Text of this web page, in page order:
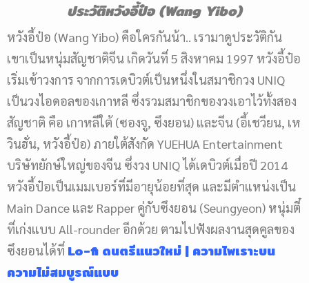
ประวัติหวังอี้ป๋อ(Wang Yibo)
หวังอี้ป๋อ (Wang Yibo) คือใครกันน้า.. เรามาดูประวัติกัน
เขาเป็นหนุ่มสัญชาติจีน เกิดวันที่ 5 สิงหาคม 1997 หวังอี้ป๋อ
เริ่มเข้าวงการ จากการเดบิวต์เป็นหนึ่งในสมาชิกวง UNIQ
เป็นวงไอดอลของเกาหลี ซึ่งรวมสมาชิกของวงเอาไว้ทั้งสอง
สัญชาติ คือ เกาหลีใต้ (ซองจู, ซึงยอน) และจีน (อี้เชวียน, เห
วินฮั่น, หวังอี้ป๋อ) ภายใต้สังกัด YUEHUA Entertainment
บริษัทยักษ์ใหญ่ของจีน ซึ่งวง UNIQ ได้เดบิวต์เมื่อปี 2014
หวังอี้ป๋อเป็นเมมเบอร์ที่มีอายุน้อยที่สุด และมีตำแหน่งเป็น
Main Dance และ Rapper คู่กับซึงยอน (Seungyeon) หนุ่มตี๋
ที่เก่งแบบ All-rounder อีกด้วย ตามไปฟังผลงานสุดคูลของ
ซึงยอนได้ที่ Lo-fi ดนตรีแนวใหม่ | ความไพเราะบน
ความไม่สมบูรณ์แบบ